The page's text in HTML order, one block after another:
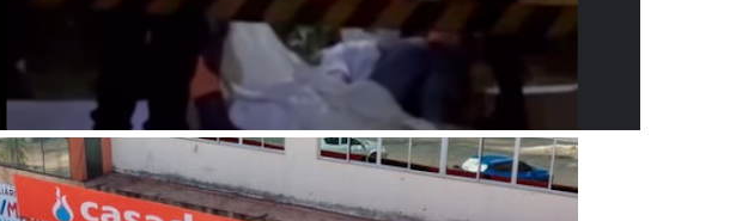
socorrido após ser vítima de agressão em Samambaia
de Samambaia tem prisão preventiva decretada pela Justiça
Luart surge como uma nova força e esperança para os feirantes do DF
inicia campanha para atualizar vacinação de crianças e adolescentes